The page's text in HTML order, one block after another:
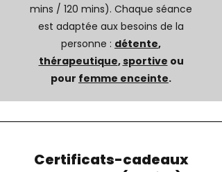
mins / 120 mins). Chaque séance
est adaptée aux besoins de la
personne : détente,
thérapeutique,sportive ou
pour femme enceinte.
Certificats-cadeaux